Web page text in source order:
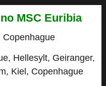
no MSC Euribia
Copenhague
Hellesylt, Geiranger,
Kiel, Copenhague